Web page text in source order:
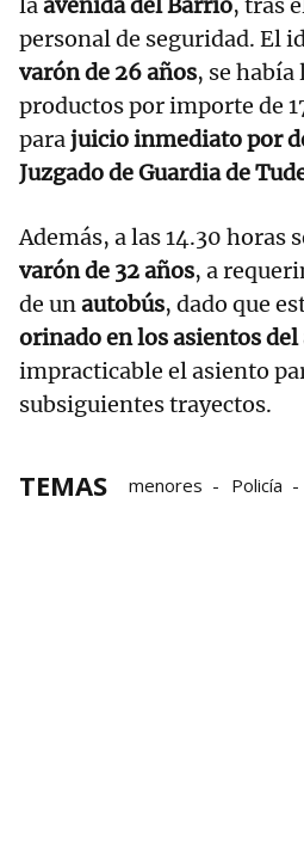
laavenida del Barrio, tras
personal de seguridad. El
varón de 26 años, se
productos por importe de
parajuicio inmediato por
Juzgado de Guardia de
Además, a las 14.30 horas
varón de 32 años, a
de unautobús, dado que
orinado en los asientos del
impracticable el asiento
subsiguientes trayectos.
TEMAS menores Policía